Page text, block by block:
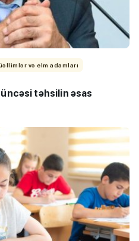
və elm adamları
təhsilin əsas